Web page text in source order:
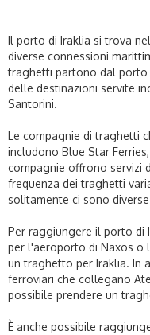
Il porto di Iraklia si trova
diverse connessioni
traghetti partono dal porto
delle destinazioni servite
Santorini.
Le compagnie di traghetti
includono Blue Star
compagnie offrono servizi
frequenza dei traghetti
solitamente ci sono
Per raggiungere il porto di
per l'aeroporto di Naxos o
un traghetto per Iraklia. In
ferroviari che collegano
possibile prendere un
È anche possibile